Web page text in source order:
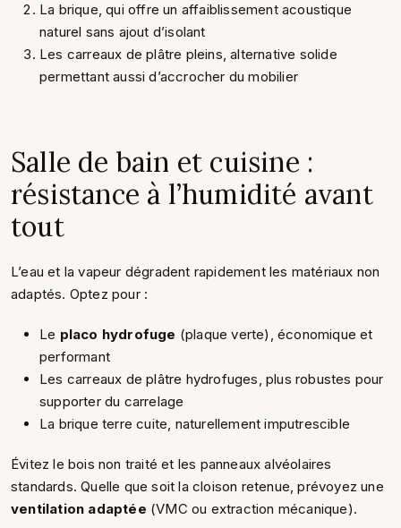
La brique, qui offre un affaiblissement acoustique
naturel sans ajout d’isolant
Les carreaux de plâtre pleins, alternative solide
permettant aussi d’accrocher du mobilier
Salle de bain et cuisine :
résistance à l’humidité avant
tout
L’eau et la vapeur dégradent rapidement les matériaux non
adaptés. Optez pour :
Le placo hydrofuge (plaque verte), économique et
performant
Les carreaux de plâtre hydrofuges, plus robustes pour
supporter du carrelage
La brique terre cuite, naturellement imputrescible
Évitez le bois non traité et les panneaux alvéolaires
standards. Quelle que soit la cloison retenue, prévoyez une
ventilation adaptée (VMC ou extraction mécanique).